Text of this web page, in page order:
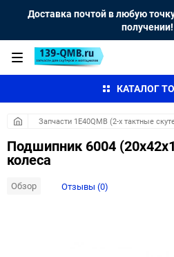
Доставка почтой в любую
получении!
КАТАЛОГ
Запчасти 1E40QMB (2-х тактные
Подшипник 6004
колеса
Обзор Отзывы (0)